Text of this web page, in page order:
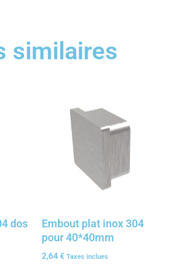
similaires
dos
Embout plat inox 304
pour 40*40mm
2,64€ Taxes inclues